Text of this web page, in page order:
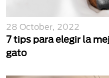
28 October, 2022
7 tips para elegir la
gato